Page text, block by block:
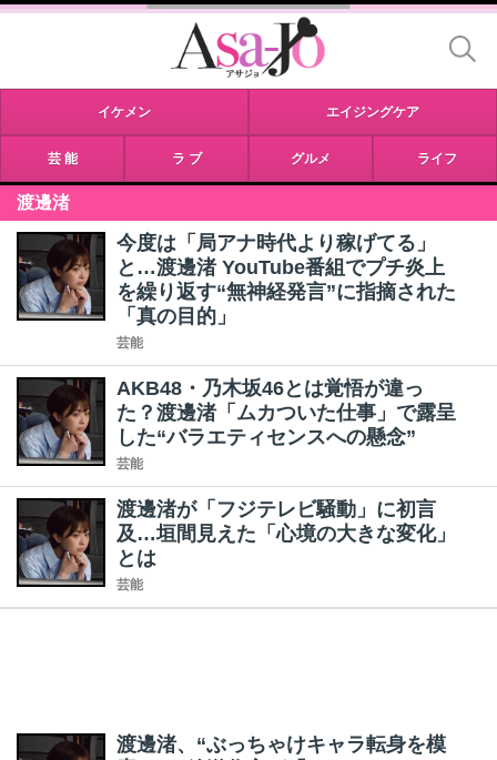
イケメン エイジングケア
芸 能 ラ ブ グルメ ライフ
渡邊渚
今度は「局アナ時代より稼げてる」
と…渡邊渚 YouTube番組でプチ炎上
を繰り返す“無神経発言”に指摘された
「真の目的」
芸能
AKB48・乃木坂46とは覚悟が違っ
た？渡邊渚「ムカついた仕事」で露呈
した“バラエティセンスへの懸念”
芸能
渡邊渚が「フジテレビ騒動」に初言
及…垣間見えた「心境の大きな変化」
とは
芸能
渡邊渚、“ぶっちゃけキャラ転身を模